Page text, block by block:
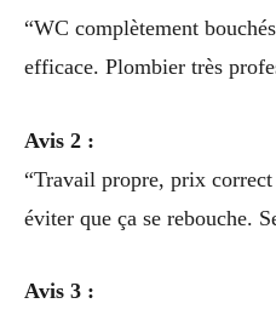
“WC complètement
efficace. Plombier très
Avis 2 :
“Travail propre, prix
éviter que ça se rebouche.
Avis 3 :